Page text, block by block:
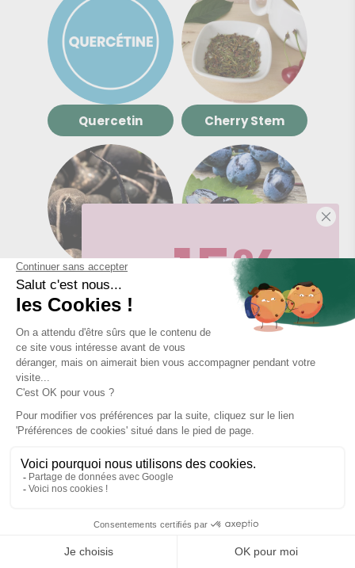
Quercetin Cherry Stem
Black radish Grape
-15%
Sur votre première commande,
moment ! Désinscription en 1 clic, à
tout moment.
Obtenir -15%
marketing de notre part. Pour vous désinscrire, cliquez sur le lien de